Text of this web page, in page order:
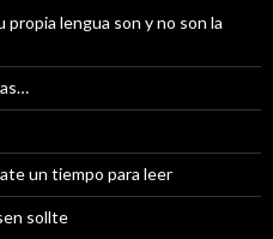
lengua son y no son la
un tiempo para leer
sollte